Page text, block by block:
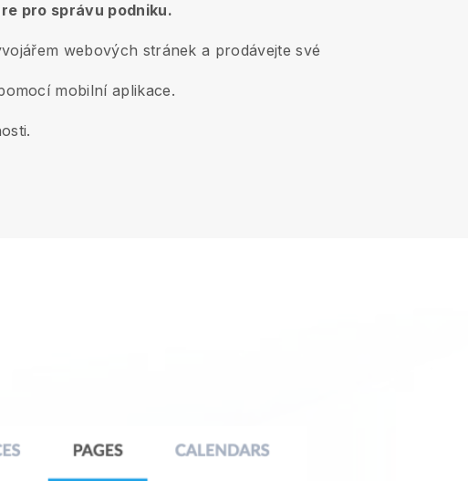
pro správu podniku.
webových stránek a prodávejte své
mobilní aplikace.